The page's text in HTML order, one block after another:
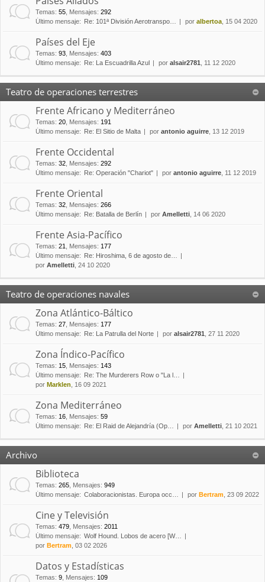
Temas: 55 Mensajes: 292
Último mensaje:
Re: 101ª División Aerotranspo… por albertoa , 15 04 2020
Países del Eje
Temas: 93 Mensajes: 403
Último mensaje:
Re: La Escuadrilla Azul por alsair2781 , 11 12 2020
Teatro de operaciones terrestres
Frente Africano y Mediterráneo
Temas: 20 Mensajes: 191
Último mensaje:
Re: El Sitio de Malta por antonio aguirre , 13 12 2019
Frente Occidental
Temas: 32 Mensajes: 292
Último mensaje:
Re: Operación "Chariot" por antonio aguirre , 11 12 2019
Frente Oriental
Temas: 32 Mensajes: 266
Último mensaje:
Re: Batalla de Berlín por Amelletti , 14 06 2020
Frente Asia-Pacífico
Temas: 21 Mensajes: 177
Último mensaje:
Re: Hiroshima, 6 de agosto de…
por Amelletti , 24 10 2020
Teatro de operaciones navales
Zona Atlántico-Báltico
Temas: 27 Mensajes: 177
Último mensaje:
Re: La Patrulla del Norte por alsair2781 , 27 11 2020
Zona Índico-Pacífico
Temas: 15 Mensajes: 143
Último mensaje:
Re: The Murderers Row o "La l…
por Marklen , 16 09 2021
Zona Mediterráneo
Temas: 16 Mensajes: 59
Último mensaje:
Re: El Raid de Alejandría (Op… por Amelletti , 21 10 2021
Archivo
Biblioteca
Temas: 265 Mensajes: 949
Último mensaje: Colaboracionistas. Europa occ… por Bertram , 23 09 2022
Cine y Televisión
Temas: 479 Mensajes: 2011
Último mensaje: Wolf Hound. Lobos de acero [W…
por Bertram , 03 02 2026
Datos y Estadísticas
Temas: 9 Mensajes: 109